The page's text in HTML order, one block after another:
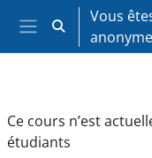
Passer au contenu
Panneau latéral
Activer/
Vous
Ce cours n’est
étudiants